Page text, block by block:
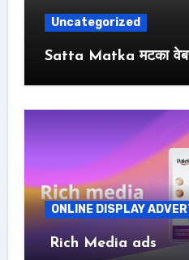
Uncategorized
Satta Matka मटका
ONLINE DISPLAY
Rich Media ads